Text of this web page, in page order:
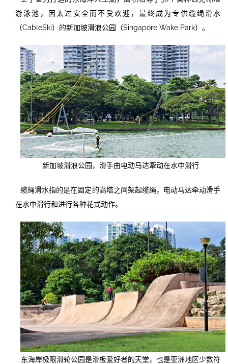
游泳池，因太过安全而不受欢迎，最终成为专供缆绳滑水
（CableSki）的新加坡滑浪公园（Singapore Wake Park）。
新加坡滑浪公园，滑手由电动马达牽动在水中滑行
缆绳滑水指的是在固定的高塔之间架起缆绳，电动马达牵动滑手
在水中滑行和进行各种花式动作。
东海岸极限滑轮公园是滑板爱好者的天堂，也是亚洲地区少数符